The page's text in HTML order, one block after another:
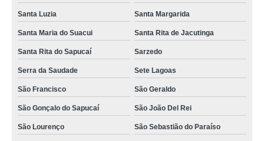
Santa Luzia Santa Margarida
Santa Maria do Suacui Santa Rita de Jacutinga
Santa Rita do Sapucaí Sarzedo
Serra da Saudade Sete Lagoas
São Francisco São Geraldo
São Gonçalo do Sapucaí São João Del Rei
São Lourenço São Sebastião do Paraíso